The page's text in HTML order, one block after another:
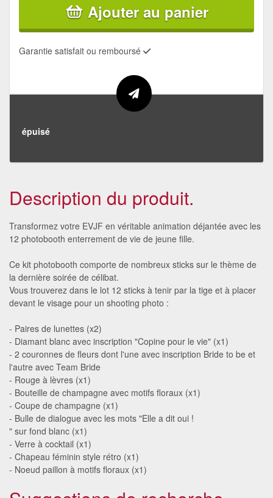
Ajouter au panier
Garantie satisfait ou remboursé
épuisé
Description du produit.
Transformez votre EVJF en véritable animation déjantée avec les
12 photobooth enterrement de vie de jeune fille.
Ce kit photobooth comporte de nombreux sticks sur le thème de
la dernière soirée de célibat.
Vous trouverez dans le lot 12 sticks à tenir par la tige et à placer
devant le visage pour un shooting photo :
- Paires de lunettes (x2)
- Diamant blanc avec inscription "Copine pour le vie" (x1)
- 2 couronnes de fleurs dont l'une avec inscription Bride to be et
l'autre avec Team Bride
- Rouge à lèvres (x1)
- Bouteille de champagne avec motifs floraux (x1)
- Coupe de champagne (x1)
- Bulle de dialogue avec les mots "Elle a dit oui !
" sur fond blanc (x1)
- Verre à cocktail (x1)
- Chapeau féminin style rétro (x1)
- Noeud paillon à motifs floraux (x1)